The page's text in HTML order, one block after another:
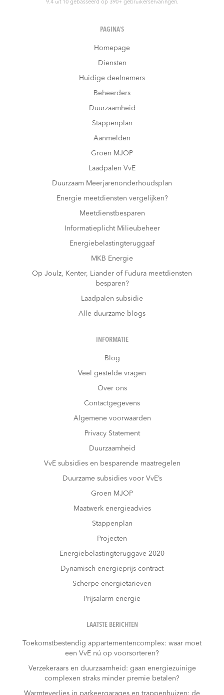
9.4uit 10gebasseerd op 390+ gebruikerservaringen.
PAGINA’S
Homepage
Diensten
Huidige deelnemers
Beheerders
Duurzaamheid
Stappenplan
Aanmelden
Groen MJOP
Laadpalen VvE
Duurzaam Meerjarenonderhoudsplan
Energie meetdiensten vergelijken?
Meetdienstbesparen
Informatieplicht Milieubeheer
Energiebelastingteruggaaf
MKB Energie
Op Joulz, Kenter, Liander of Fudura meetdiensten
besparen?
Laadpalen subsidie
Alle duurzame blogs
INFORMATIE
Blog
Veel gestelde vragen
Over ons
Contactgegevens
Algemene voorwaarden
Privacy Statement
Duurzaamheid
VvE subsidies en besparende maatregelen
Duurzame subsidies voor VvE’s
Groen MJOP
Maatwerk energieadvies
Stappenplan
Projecten
Energiebelastingteruggave 2020
Dynamisch energieprijs contract
Scherpe energietarieven
Prijsalarm energie
LAATSTE BERICHTEN
Toekomstbestendig appartementencomplex: waar moet
een VvE nú op voorsorteren?
Verzekeraars en duurzaamheid: gaan energiezuinige
complexen straks minder premie betalen?
Warmteverlies in parkeergarages en trappenhuizen: de